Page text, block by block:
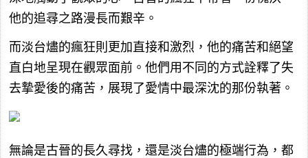
他的追尋之路漫長而艱辛。
而淡台燼的瘋狂則更加直接和激烈，他的痛苦和絕望
直白地呈現在觀眾面前。他們用不同的方式詮釋了失
去摯愛後的痛苦，展現了愛情中最深沈的那份執著。
無論是古晉的長久尋找，還是淡台燼的極端行為，都